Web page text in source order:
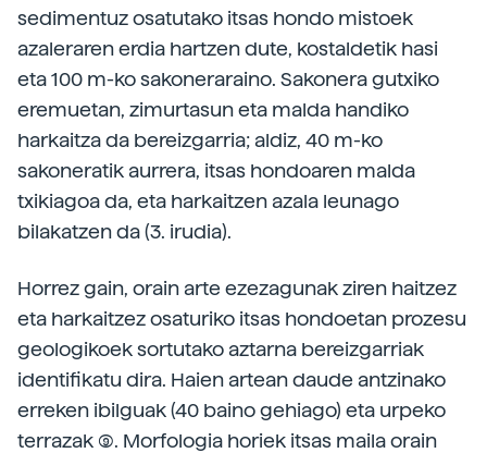
sedimentuz osatutako itsas hondo mistoek
azaleraren erdia hartzen dute, kostaldetik hasi
eta 100 m-ko sakoneraraino. Sakonera gutxiko
eremuetan, zimurtasun eta malda handiko
harkaitza da bereizgarria; aldiz, 40 m-ko
sakoneratik aurrera, itsas hondoaren malda
txikiagoa da, eta harkaitzen azala leunago
bilakatzen da (3. irudia).
Horrez gain, orain arte ezezagunak ziren haitzez
eta harkaitzez osaturiko itsas hondoetan prozesu
geologikoek sortutako aztarna bereizgarriak
identifikatu dira. Haien artean daude antzinako
erreken ibilguak (40 baino gehiago) eta urpeko
terrazak (9). Morfologia horiek itsas maila orain